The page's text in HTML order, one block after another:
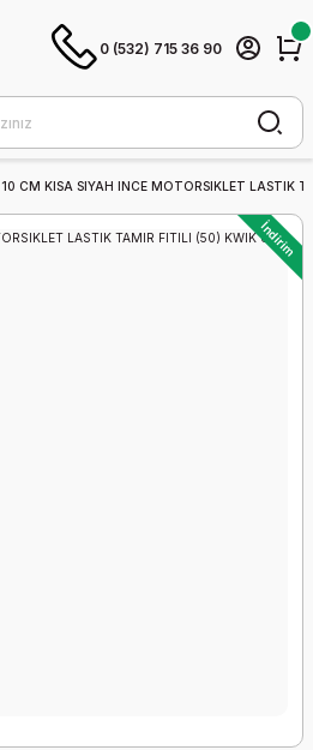
0 (532) 715 36 90
10 CM KISA SIYAH INCE MOTORSIKLET LASTIK
İndirim